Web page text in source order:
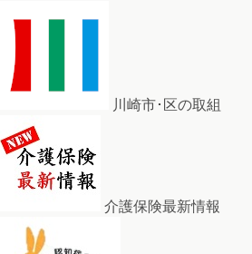
川崎市･区の取組
介護保険最新情報